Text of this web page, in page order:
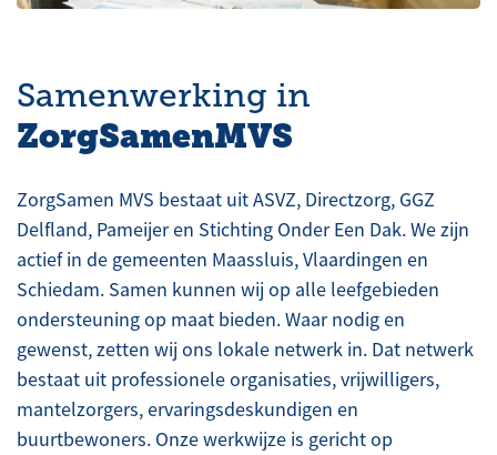
Samenwerking in
ZorgSamenMVS
ZorgSamen MVS bestaat uit ASVZ, Directzorg, GGZ
Delfland, Pameijer en Stichting Onder Een Dak. We zijn
actief in de gemeenten Maassluis, Vlaardingen en
Schiedam. Samen kunnen wij op alle leefgebieden
ondersteuning op maat bieden. Waar nodig en
gewenst, zetten wij ons lokale netwerk in. Dat netwerk
bestaat uit professionele organisaties, vrijwilligers,
mantelzorgers, ervaringsdeskundigen en
buurtbewoners. Onze werkwijze is gericht op